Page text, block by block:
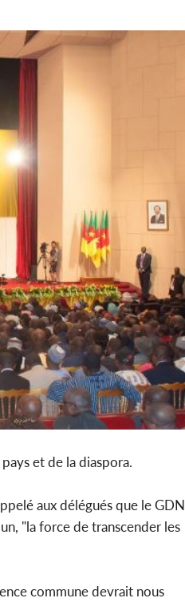
et de la diaspora.
aux délégués que le GDN
"la force de transcender les
commune devrait nous